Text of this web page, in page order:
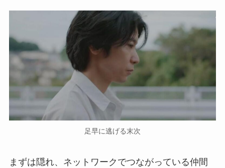
足早に逃げる末次
まずは隠れ、ネットワークでつながっている仲間